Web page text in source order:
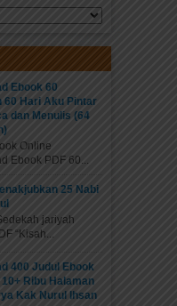
Ebook 60
60 Hari Aku Pintar
dan Menulis (64
Online
Ebook PDF 60...
25 Nabi
jariyah
“Kisah...
400 Judul Ebook
Ribu Halaman
Kak Nurul Ihsan